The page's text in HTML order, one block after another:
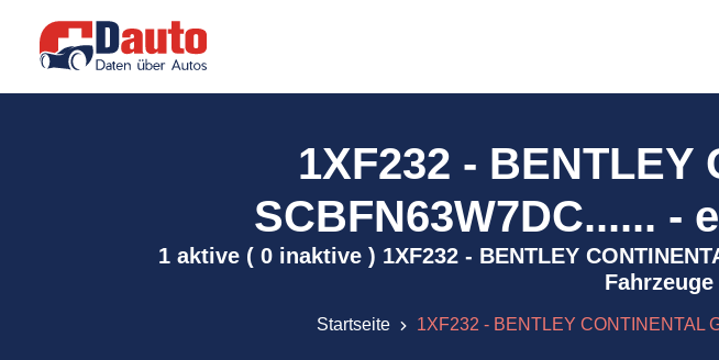
1XF232 - BENTLEY
SCBFN63W7DC...... -
1 aktive ( 0 inaktive ) 1XF232 - BENTLEY
Startseite 1XF232 - BENTLEY CONTINENTAL